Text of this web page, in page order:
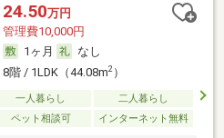
24.50万円
管理費10,000円
1ヶ月
なし
8階 / 1LDK（44.08m2）
一人暮らし
二人暮らし
ペット相談可 インターネット無料